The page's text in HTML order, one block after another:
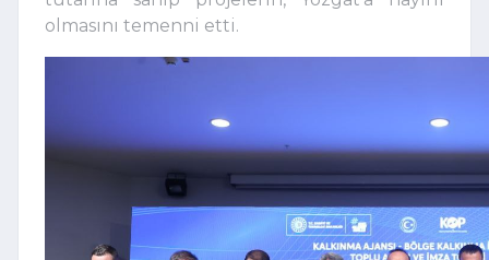
olmasını temenni etti.